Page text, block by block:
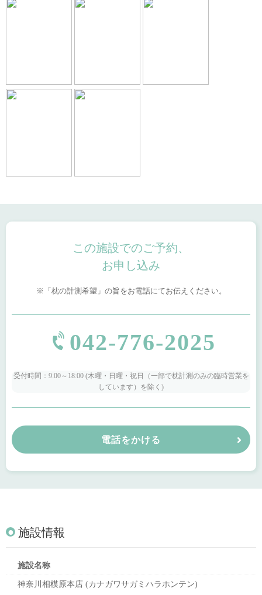
この施設でのご予約、
お申し込み
「枕の計測希望」の旨をお電話にてお伝えください。
042-776-2025
受付時間：9:00～18:00 (木曜・日曜・祝日（一部で枕計測のみの臨時営業を
しています）を除く)
電話をかける
施設情報
施設名称
神奈川相模原本店 (カナガワサガミハラホンテン)